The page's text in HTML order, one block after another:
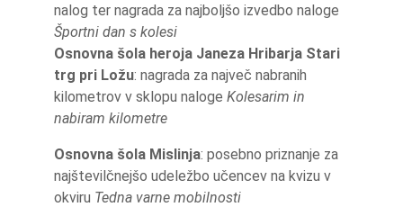
nalog ter nagrada za najboljšo izvedbo naloge
Športni dan s kolesi
Osnovna šola heroja Janeza Hribarja Stari
trg pri Ložu: nagrada za največ nabranih
kilometrov v sklopu naloge Kolesarim in
nabiram kilometre
Osnovna šola Mislinja: posebno priznanje za
najštevilčnejšo udeležbo učencev na kvizu v
okviru Tedna varne mobilnosti